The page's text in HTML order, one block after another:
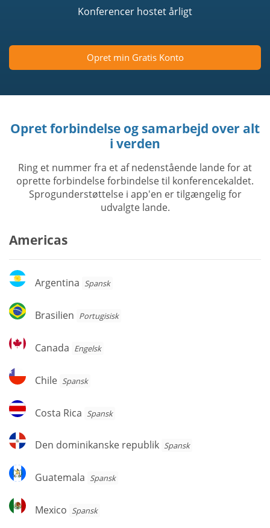
Konferencer hostet årligt
Opret min Gratis Konto
Opret forbindelse og samarbejd over alt
i verden
Ring et nummer fra et af nedenstående lande for at
oprette forbindelse forbindelse til konferencekaldet.
Sprogunderstøttelse i app'en er tilgængelig for
udvalgte lande.
Americas
Argentina
Argentina Spansk
Brasilien
Brasilien Portugisisk
Canada
Canada Engelsk
Chile
Chile Spansk
Costa
Rica
Costa Rica Spansk
Den
dominikanske
Den dominikanske republik Spansk
Guatemala
Guatemala Spansk
Mexico
Mexico Spansk